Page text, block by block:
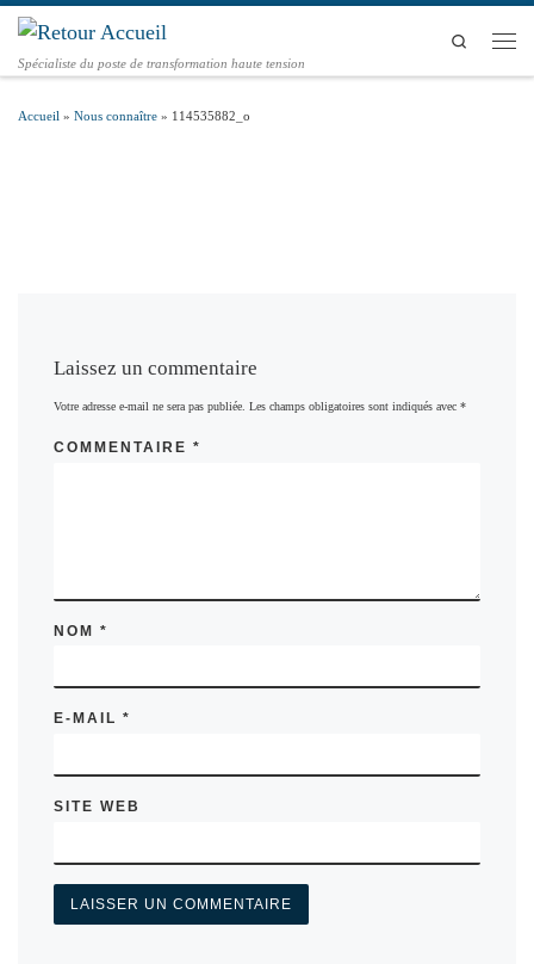
Passer au contenu
Spécialiste du poste de transformation haute tension
Search
Accueil » Nous connaître » 114535882_o
Laissez un commentaire
Votre adresse e-mail ne sera pas publiée. Les champs obligatoires sont indiqués avec *
COMMENTAIRE *
NOM *
E-MAIL *
SITE WEB